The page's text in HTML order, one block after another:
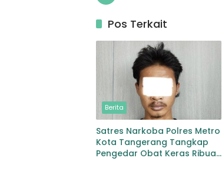
Pos Terkait
Berita
Satres Narkoba Polres Metro
Kota Tangerang Tangkap
Pengedar Obat Keras Ribuan